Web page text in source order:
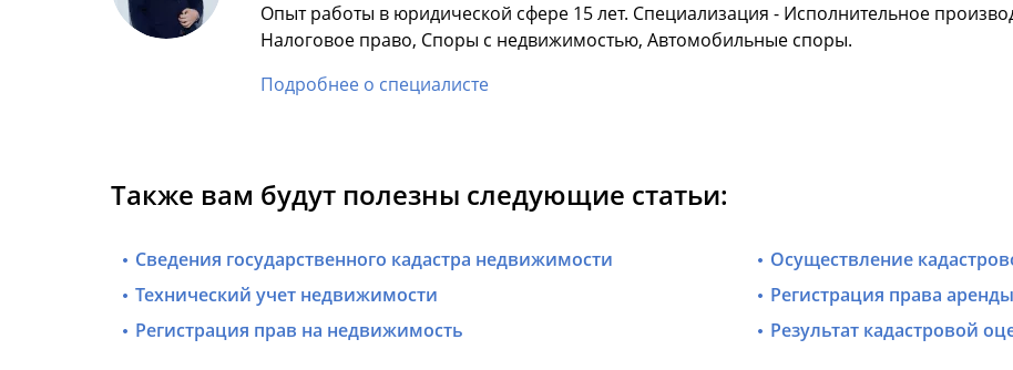
Опыт работы в юридической сфере 15 лет. Специализация - Исполнительное
Налоговое право, Споры с недвижимостью, Автомобильные споры.
Подробнее о специалисте
Также вам будут полезны следующие статьи:
Сведения государственного кадастра недвижимости
Осуществление
Технический учет недвижимости
Регистрация права
Регистрация прав на недвижимость
Результат кадастровой